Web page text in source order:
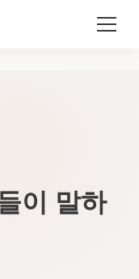
이 말하